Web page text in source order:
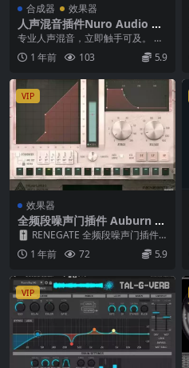
合成器 效果器
人声混音插件Nuro Audio Xv
ox v1.1.3-WiN MAC
专业人声混音，立即触手可及。 有
史以来最先进的声带插件。包装在
一个革命性的易于使...
1 年前 103 5.9
VIP
效果器
全频段噪声门插件 Auburn S
ounds Renegate v1.5.1 Mac
OS UB VST-BTCR
🎚️ RENEGATE 全频段噪声门插件
介绍 团队：BTCR ｜ 日期：2025...
1 年前 72 5.9
VIP